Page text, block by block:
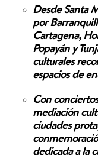
Desde Santa
por
Cartagena,
Popayán y
culturales
espacios de
Con
mediación
ciudades
dedicada a la